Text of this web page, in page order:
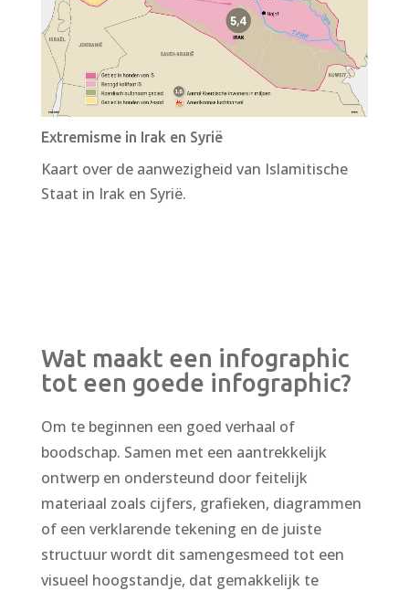
Extremisme in Irak en Syrië
Kaart over de aanwezigheid van Islamitische
Staat in Irak en Syrië.
Wat maakt een infographic
tot een goede infographic?
Om te beginnen een goed verhaal of
boodschap. Samen met een aantrekkelijk
ontwerp en ondersteund door feitelijk
materiaal zoals cijfers, grafieken, diagrammen
of een verklarende tekening en de juiste
structuur wordt dit samengesmeed tot een
visueel hoogstandje, dat gemakkelijk te